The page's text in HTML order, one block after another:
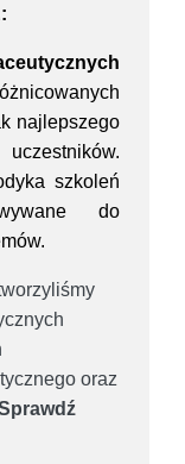
najlepszego
szkoleń
do
oraz